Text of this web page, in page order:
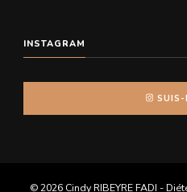
INSTAGRAM
© 2026 Cindy RIBEYRE FADI -